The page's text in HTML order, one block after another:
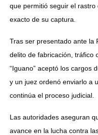
que permitió seguir el
exacto de su captura.
Tras ser presentado ante la
delito de fabricación, tráfico
“Iguano” aceptó los cargos
y un juez ordenó enviarlo a
continúa el proceso judicial.
Las autoridades aseguran
avance en la lucha contra